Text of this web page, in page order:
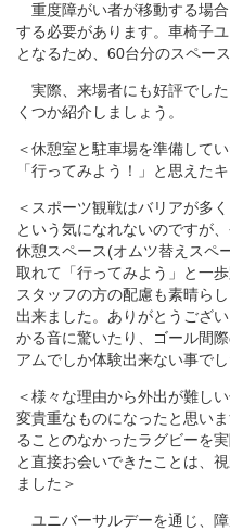
重度障がい者が移動する場
する必要があります。車椅子
となるため、60台分のスペー
実際、来場者にも好評でし
くつか紹介しましょう。
＜休憩室と駐車場を準備して
「行ってみよう！」と思えた
＜スポーツ観戦はバリアが多
という気になれないのですが
休憩スペース(オムツ替えスペ
取れて「行ってみよう」と一
スタッフの方の配慮も素晴ら
出来ました。ありがとうござ
かる音に驚いたり、ゴール間
アムでしか体験出来ない事でし
＜様々な理由から外出が難し
変貴重なものになったと思い
ることのなかったラグビーを
と直接お会いできたことは、
ました＞
ユニバーサルデーを通じ、障